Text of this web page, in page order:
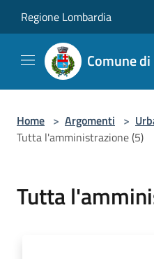
Regione Lombardia
Comune
Home > Argomenti >
Tutta l'amministrazione (5)
Tutta